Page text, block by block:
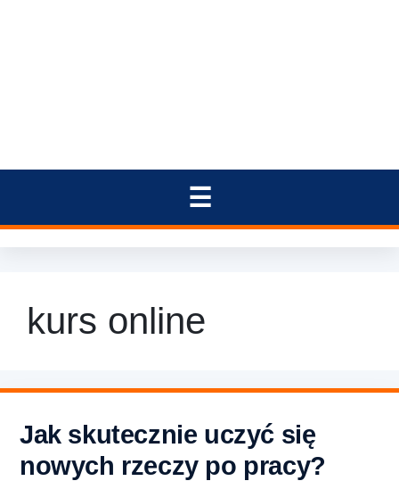
kurs online
Jak skutecznie uczyć się
nowych rzeczy po pracy?